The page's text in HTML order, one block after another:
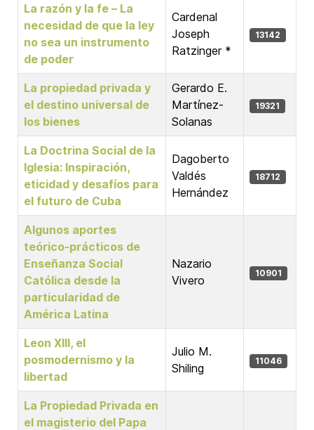
La razón y la fe – La
necesidad de que la ley
no sea un instrumento
de poder
Cardenal
Joseph
Ratzinger *
13142
La propiedad privada y
el destino universal de
los bienes
Gerardo E.
Martínez-
Solanas
19321
La Doctrina Social de la
Iglesia: Inspiración,
eticidad y desafíos para
el futuro de Cuba
Dagoberto
Valdés
Hernández
18712
Algunos aportes
teórico-prácticos de
Enseñanza Social
Católica desde la
particularidad de
América Latina
Nazario
Vivero
10901
Leon XIII, el
posmodernismo y la
libertad
Julio M.
Shiling
11046
La Propiedad Privada en
el magisterio del Papa